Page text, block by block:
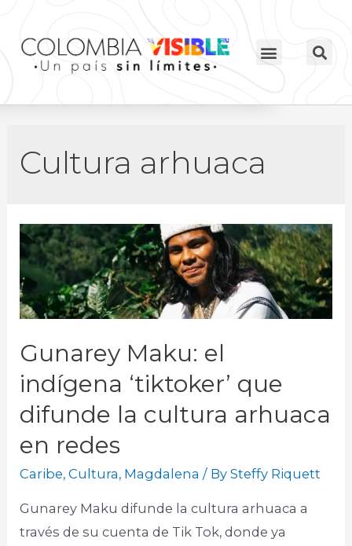
Cultura arhuaca
Gunarey Maku: el
indígena ‘tiktoker’ que
difunde la cultura arhuaca
en redes
Caribe,Cultura, Magdalena / BySteffy Riquett
Gunarey Maku difunde la cultura arhuaca a
través de su cuenta de Tik Tok, donde ya